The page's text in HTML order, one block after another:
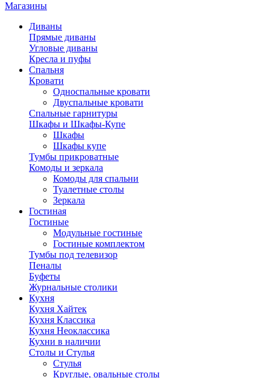
Магазины
Диваны
Прямые диваны
Угловые диваны
Кресла и пуфы
Спальня
Кровати
Односпальные кровати
Двуспальные кровати
Спальные гарнитуры
Шкафы и Шкафы-Купе
Шкафы
Шкафы купе
Тумбы прикроватные
Комоды и зеркала
Комоды для спальни
Туалетные столы
Зеркала
Гостиная
Гостиные
Модульные гостиные
Гостиные комплектом
Тумбы под телевизор
Пеналы
Буфеты
Журнальные столики
Кухня
Кухня Хайтек
Кухня Классика
Кухня Неоклассика
Кухни в наличии
Столы и Стулья
Стулья
Круглые, овальные столы